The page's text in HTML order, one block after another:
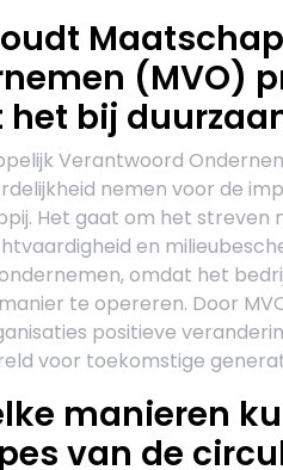
(MVO)
het bij
Verantwoord
nemen voor de
Het gaat om het streven
en
omdat het
te opereren. Door
positieve
voor toekomstige
manieren
van de